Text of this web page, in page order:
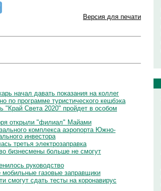
Версия для печати
начал давать показания на коллег
по программе туристического кешбэка
"Край Света 2020" пройдет в особом
открыли "филиал" Майами
комплекса аэропорта Южно-
инвестора
третья электрозаправка
бизнесмены больше не смогут
руководство
газовые заправщики
смогут сдать тесты на коронавирус